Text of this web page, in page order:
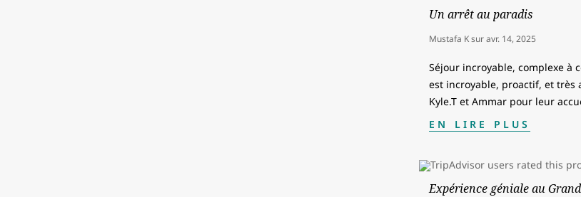
Un arrêt au paradis
Mustafa Ksuravr. 14, 2025
Séjour incroyable, complexe à
est incroyable, proactif, et très
Kyle.T et Ammar pour leur
EN LIRE PLUS
Expérience géniale au